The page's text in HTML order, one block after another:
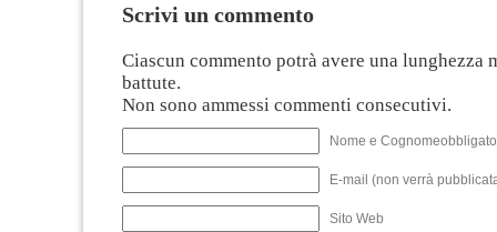
Scrivi un commento
Ciascun commento potrà avere una lunghezza
battute.
Non sono ammessi commenti consecutivi.
Nome e
E-mail (non verrà
Sito Web